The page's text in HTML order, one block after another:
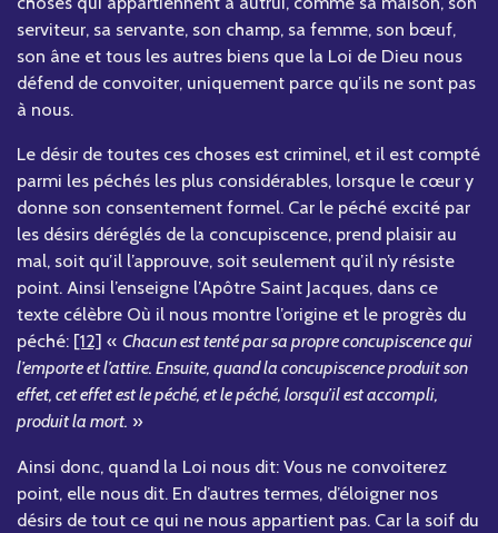
serviteur, sa servante, son champ, sa femme, son bœuf,
son âne et tous les autres biens que la Loi de Dieu nous
défend de convoiter, uniquement parce qu’ils ne sont pas
à nous.
Le désir de toutes ces choses est criminel, et il est compté
parmi les péchés les plus considérables, lorsque le cœur y
donne son consentement formel. Car le péché excité par
les désirs déréglés de la concupiscence, prend plaisir au
mal, soit qu’il l’approuve, soit seulement qu’il n’y résiste
point. Ainsi l’enseigne l’Apôtre Saint Jacques, dans ce
texte célèbre Où il nous montre l’origine et le progrès du
péché: [12] « Chacun est tenté par sa propre concupiscence qui
l’emporte et l’attire. Ensuite, quand la concupiscence produit son
effet, cet effet est le péché, et le péché, lorsqu’il est accompli,
produit la mort. »
Ainsi donc, quand la Loi nous dit: Vous ne convoiterez
point, elle nous dit. En d’autres termes, d’éloigner nos
désirs de tout ce qui ne nous appartient pas. Car la soif du